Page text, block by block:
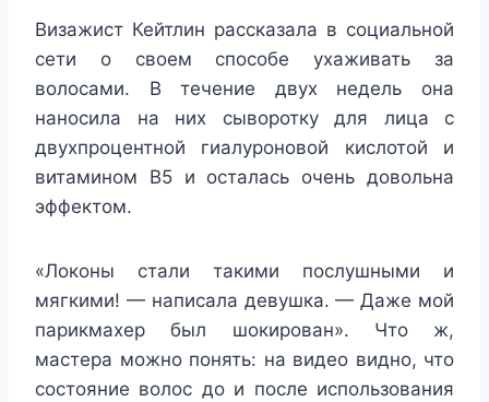
Визажист Кейтлин рассказала в социальной
сети о своем способе ухаживать за
волосами. В течение двух недель она
наносила на них сыворотку для лица с
двухпроцентной гиалуроновой кислотой и
витамином B5 и осталась очень довольна
эффектом.
«Локоны стали такими послушными и
мягкими! — написала девушка. — Даже мой
парикмахер был шокирован». Что ж,
мастера можно понять: на видео видно, что
состояние волос до и после использования